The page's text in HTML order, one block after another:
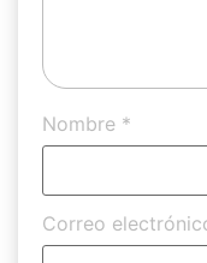
Nombre *
Correo